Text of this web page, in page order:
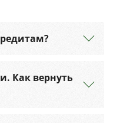
Как вернуть